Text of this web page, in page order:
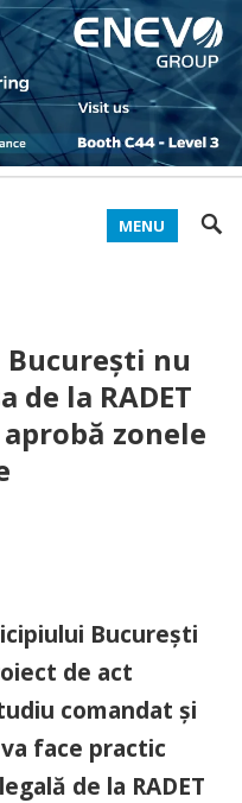
MENU
nu
de la RADET
zonele
Bucureşti
de act
comandat şi
face practic
de la RADET